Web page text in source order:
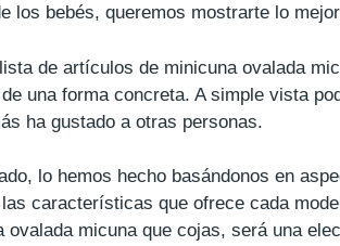
los bebés, queremos mostrarte lo
de artículos de minicuna ovalada
una forma concreta. A simple vista
ha gustado a otras personas.
lo hemos hecho basándonos en
características que ofrece cada
ovalada micuna que cojas, será una